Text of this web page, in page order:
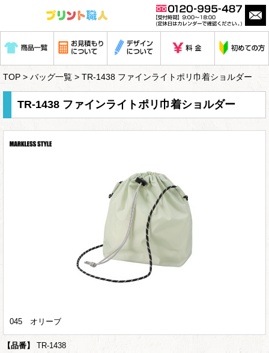
TOP > バッグ一覧 > TR-1438 ファインライトポリ巾着ショルダー
TR-1438 ファインライトポリ巾着ショルダー
045 オリーブ
【品番】
TR-1438